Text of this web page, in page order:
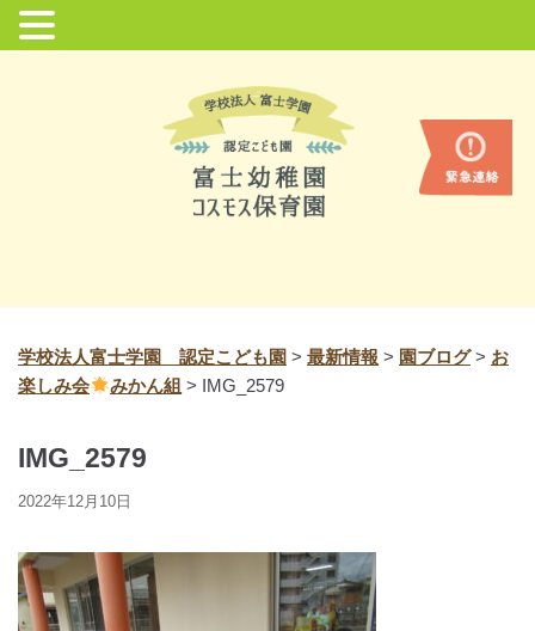
ッ
学校法人富士学園 認定こども園 > 最新情報 > 園ブログ> お
楽しみ会
みかん組 > IMG_2579
IMG_2579
2022年12月10日